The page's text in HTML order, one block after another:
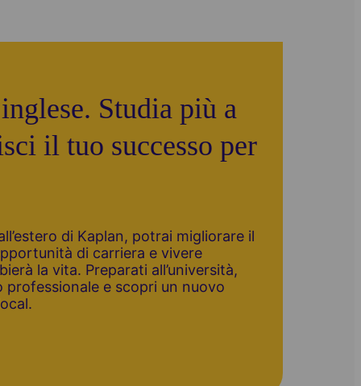
Studia più a
il tuo successo per
di Kaplan, potrai migliorare il
di carriera e vivere
la vita. Preparati all’università,
e scopri un nuovo